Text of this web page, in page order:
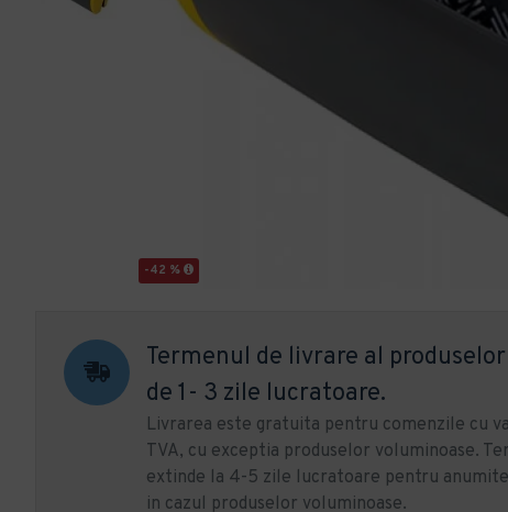
-42 %
Termenul de livrare al
de 1- 3 zile lucratoare.
Livrarea este gratuita pentru comenzile cu
TVA, cu exceptia produselor voluminoase.
extinde la 4-5 zile lucratoare pentru
in cazul produselor voluminoase.